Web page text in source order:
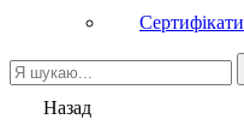
Сертифікати
Назад